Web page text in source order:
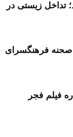
تداخل زیستی در
فرهنگسرای
فیلم فجر